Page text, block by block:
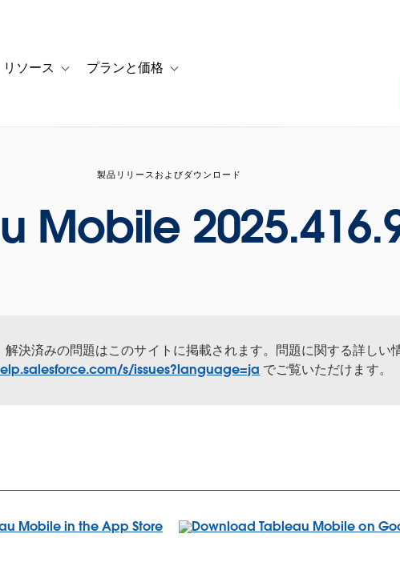
マーストーリー
sub-navigation for ソリューション
リソース Toggle sub-navigation for リソース
プランと価格 Toggle sub-navigation for プランと価格
製品リリースおよびダウンロード
Mobile
決済みの問題はこのサイトに掲載されます。問題に関する詳しい情
s/issues?language=ja でご覧いただけます。